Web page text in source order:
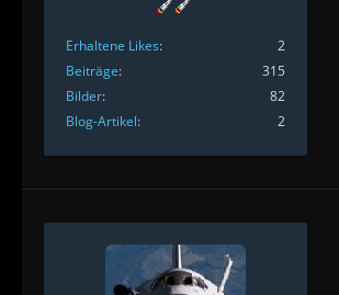
Erhaltene Likes
2
Beiträge
315
Bilder
82
Blog-Artikel
2